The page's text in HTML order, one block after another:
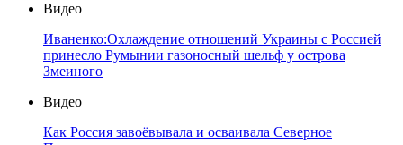
Видео
Иваненко:Охлаждение отношений Украины с Россией
принесло Румынии газоносный шельф у острова
Змеиного
Видео
Как Россия завоёвывала и осваивала Северное